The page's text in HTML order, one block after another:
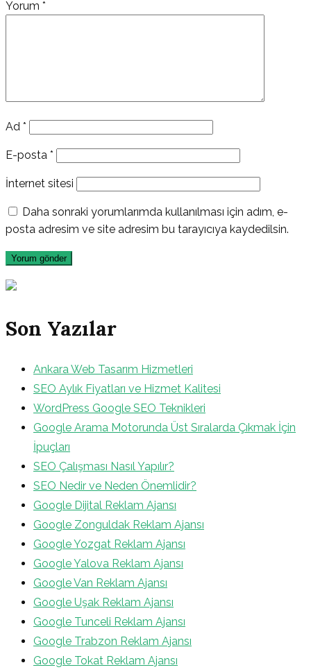
Yorum *
Ad *
E-posta *
İnternet sitesi
Daha sonraki yorumlarımda kullanılması için adım, e-
posta adresim ve site adresim bu tarayıcıya kaydedilsin.
Son Yazılar
Ankara Web Tasarım Hizmetleri
SEO Aylık Fiyatları ve Hizmet Kalitesi
WordPress Google SEO Teknikleri
Google Arama Motorunda Üst Sıralarda Çıkmak İçin
İpuçları
SEO Çalışması Nasıl Yapılır?
SEO Nedir ve Neden Önemlidir?
Google Dijital Reklam Ajansı
Google Zonguldak Reklam Ajansı
Google Yozgat Reklam Ajansı
Google Yalova Reklam Ajansı
Google Van Reklam Ajansı
Google Uşak Reklam Ajansı
Google Tunceli Reklam Ajansı
Google Trabzon Reklam Ajansı
Google Tokat Reklam Ajansı